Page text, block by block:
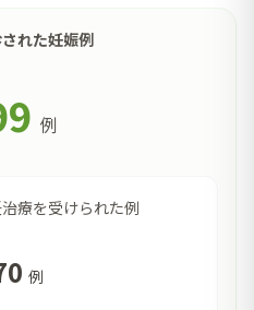
れた妊娠例
例
療を受けられた例
例